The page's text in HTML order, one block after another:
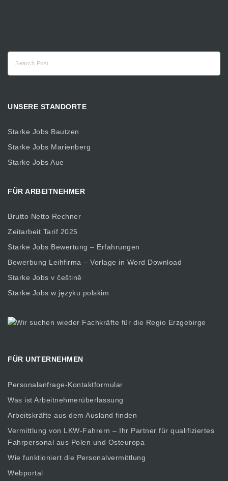
nach:
UNSERE STANDORTE
Starke Jobs Bautzen
Starke Jobs Marienberg
Starke Jobs Aue
FÜR ARBEITNEHMER
Brutto Netto Rechner
Zeitarbeit Tarif 2025
Starke Jobs Bewertung – Erfahrungen
Bewerbung Leihfirma – Vorlage in Word Download
Starke Jobs v češtině
Starke Jobs w języku polskim
FÜR UNTERNEHMEN
Personalanfrage-Kontaktformular
Was ist Arbeitnehmerüberlassung
Arbeitskräfte aus dem Ausland finden
Vermittlung von LKW-Fahrern – Ihr Partner für qualifiziertes
Fahrpersonal aus Polen und Osteuropa
Wie funktioniert die Personalvermittlung
Webportal